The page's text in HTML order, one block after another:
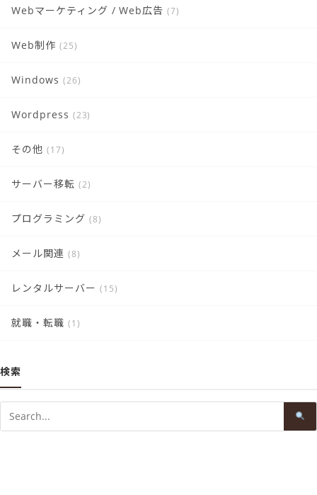
Webマーケティング / Web広告(7)
Web制作 (25)
Windows (26)
Wordpress (23)
その他 (17)
サーバー移転 (2)
プログラミング (8)
メール関連 (8)
レンタルサーバー (15)
就職・転職 (1)
検索
Search